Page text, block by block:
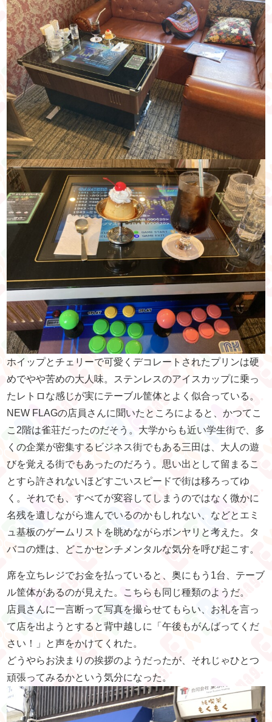
ホイップとチェリーで可愛くデコレートされたプリンは硬
めでやや苦めの大人味。ステンレスのアイスカップに乗っ
たレトロな感じが実にテーブル筐体とよく似合っている。
NEW FLAGの店員さんに聞いたところによると、かつてこ
こ2階は雀荘だったのだそう。大学からも近い学生街で、多
くの企業が密集するビジネス街でもある三田は、大人の遊
びを覚える街でもあったのだろう。思い出として留まるこ
とすら許されないほどすごいスピードで街は移ろってゆ
く。それでも、すべてが変容してしまうのではなく微かに
名残を遺しながら進んでいるのかもしれない、などとエミ
ュ基板のゲームリストを眺めながらボンヤリと考えた。タ
バコの煙は、どこかセンチメンタルな気分を呼び起こす。
席を立ちレジでお金を払っていると、奥にもう1台、テーブ
ル筐体があるのが見えた。こちらも同じ種類のようだ。
店員さんに一言断って写真を撮らせてもらい、お礼を言っ
て店を出ようとすると背中越しに「午後もがんばってくだ
さい！」と声をかけてくれた。
どうやらお決まりの挨拶のようだったが、それじゃひとつ
頑張ってみるかという気分になった。